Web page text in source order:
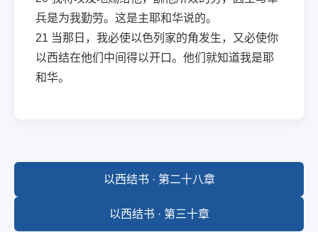
兵是为我勤劳。这是主耶和华说的。
21 当那日，我必使以色列家的角发生，又必使你
以西结在他们中间得以开口。他们就知道我是耶
和华。
以西结书 · 第二十八章
以西结书 · 第三十章